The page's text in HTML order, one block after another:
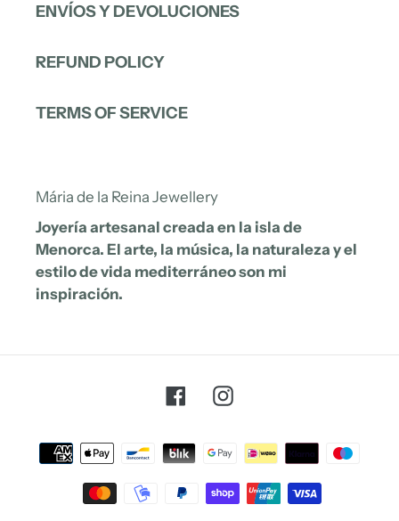
ENVÍOS Y DEVOLUCIONES
REFUND POLICY
TERMS OF SERVICE
Mária de la Reina Jewellery
Joyería artesanal creada en la isla de
Menorca. El arte, la música, la naturaleza y el
estilo de vida mediterráneo son mi
inspiración.
FacebookInstagram
Métodos
pago